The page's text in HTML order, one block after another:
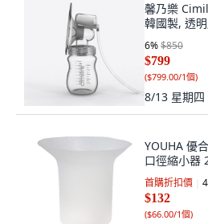
馨乃樂
韓國製, 透
6%$850
$799
($799.00/1個)
8/13 星期四
YOUHA 優
口徑縮小器
首購折扣價
$132
($66.00/1個)